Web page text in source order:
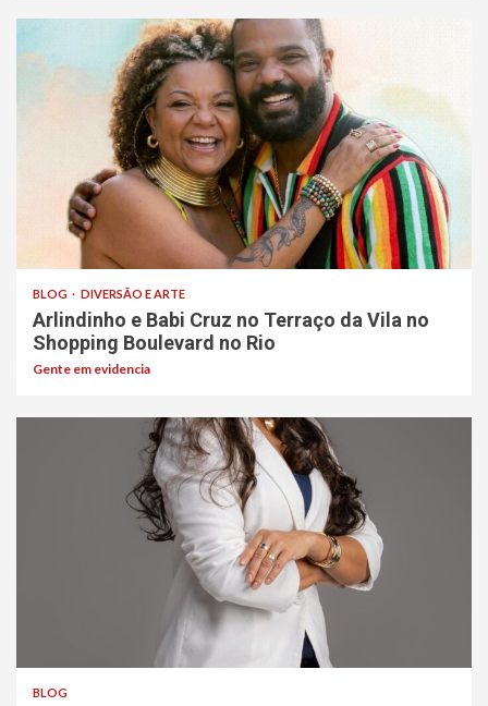
BLOG DIVERSÃO E ARTE
Arlindinho e Babi Cruz no Terraço da Vila no
Shopping Boulevard no Rio
Gente em evidencia
BLOG